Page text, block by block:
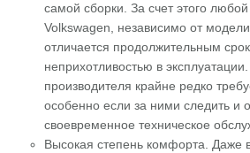
самой сборки. За счет этого
Volkswagen, независимо от
отличается продолжительным
неприхотливостью в
производителя крайне редко
особенно если за ними следить и
своевременное техническое
Высокая степень комфорта. Даже